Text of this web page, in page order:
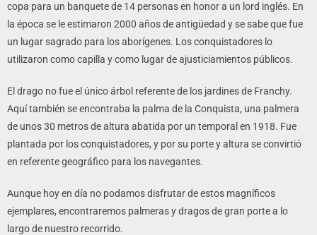
copa para un banquete de 14 personas en honor a un lord inglés. En
la época se le estimaron 2000 años de antigüedad y se sabe que fue
un lugar sagrado para los aborígenes. Los conquistadores lo
utilizaron como capilla y como lugar de ajusticiamientos públicos.
El drago no fue el único árbol referente de los jardines de Franchy.
Aquí también se encontraba la palma de la Conquista, una palmera
de unos 30 metros de altura abatida por un temporal en 1918. Fue
plantada por los conquistadores, y por su porte y altura se convirtió
en referente geográfico para los navegantes.
Aunque hoy en día no podamos disfrutar de estos magníficos
ejemplares, encontraremos palmeras y dragos de gran porte a lo
largo de nuestro recorrido.